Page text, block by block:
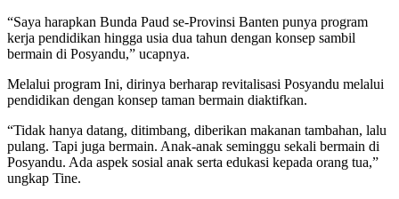
“Saya harapkan Bunda Paud se-Provinsi Banten punya program
kerja pendidikan hingga usia dua tahun dengan konsep sambil
bermain di Posyandu,” ucapnya.
Melalui program Ini, dirinya berharap revitalisasi Posyandu melalui
pendidikan dengan konsep taman bermain diaktifkan.
“Tidak hanya datang, ditimbang, diberikan makanan tambahan, lalu
pulang. Tapi juga bermain. Anak-anak seminggu sekali bermain di
Posyandu. Ada aspek sosial anak serta edukasi kepada orang tua,”
ungkap Tine.